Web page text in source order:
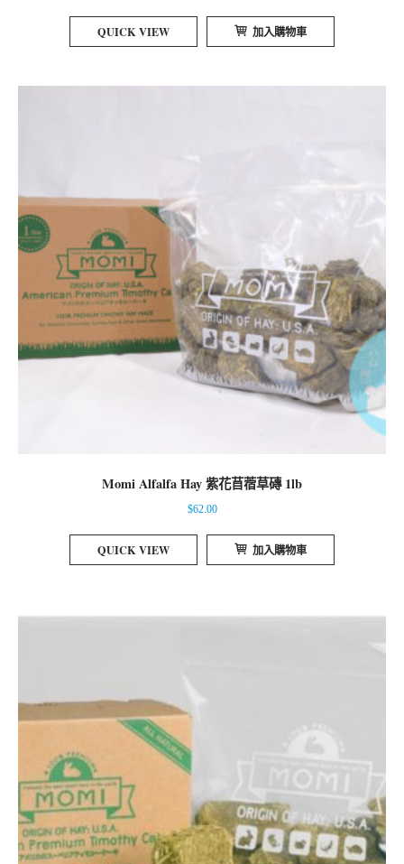
QUICK VIEW 加入購物車
Momi Alfalfa Hay 紫花苜蓿草磚 1lb
$62.00
QUICK VIEW 加入購物車